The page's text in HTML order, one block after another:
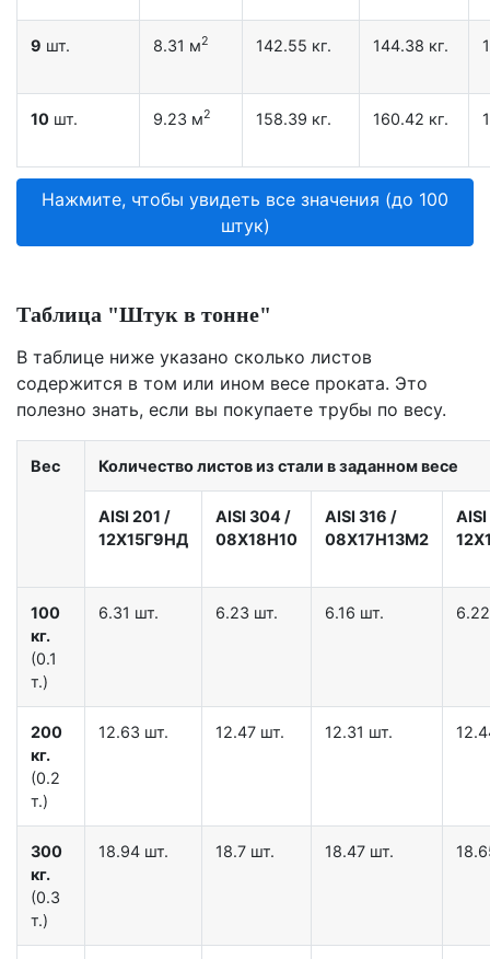
9 шт. 8.31 м2 142.55 кг. 144.38 кг.
10 шт. 9.23 м2 158.39 кг. 160.42 кг.
Нажмите, чтобы увидеть все значения (до 100
штук)
Таблица "Штук в тонне"
В таблице ниже указано сколько листов
содержится в том или ином весе проката. Это
полезно знать, если вы покупаете трубы по весу.
Вес Количество листов из стали в заданном весе
AISI 201 /
12X15Г9НД
AISI 304 /
08Х18Н10
AISI 316 /
08Х17Н13М2
AISI
100
кг.
(0.1
т.)
6.31 шт. 6.23 шт. 6.16 шт.
200
кг.
(0.2
т.)
12.63 шт. 12.47 шт. 12.31 шт.
300
кг.
(0.3
т.)
18.94 шт. 18.7 шт. 18.47 шт.